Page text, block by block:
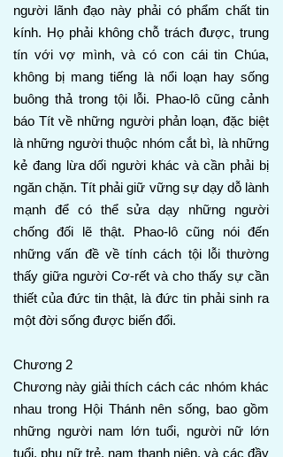
người lãnh đạo này phải có phẩm chất tin
kính. Họ phải không chỗ trách được, trung
tín với vợ mình, và có con cái tin Chúa,
không bị mang tiếng là nổi loạn hay sống
buông thả trong tội lỗi. Phao-lô cũng cảnh
báo Tít về những người phản loạn, đặc biệt
là những người thuộc nhóm cắt bì, là những
kẻ đang lừa dối người khác và cần phải bị
ngăn chặn. Tít phải giữ vững sự dạy dỗ lành
mạnh để có thể sửa dạy những người
chống đối lẽ thật. Phao-lô cũng nói đến
những vấn đề về tính cách tội lỗi thường
thấy giữa người Cơ-rết và cho thấy sự cần
thiết của đức tin thật, là đức tin phải sinh ra
một đời sống được biến đổi.
Chương 2
Chương này giải thích cách các nhóm khác
nhau trong Hội Thánh nên sống, bao gồm
những người nam lớn tuổi, người nữ lớn
tuổi, phụ nữ trẻ, nam thanh niên, và các đầy